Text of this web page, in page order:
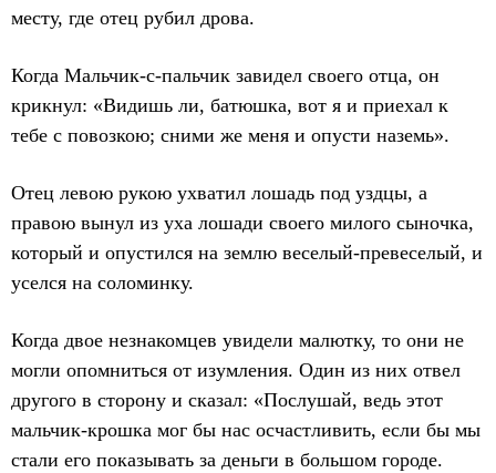
месту, где отец рубил дрова.
Когда Мальчик-с-пальчик завидел своего отца, он
крикнул: «Видишь ли, батюшка, вот я и приехал к
тебе с повозкою; сними же меня и опусти наземь».
Отец левою рукою ухватил лошадь под уздцы, а
правою вынул из уха лошади своего милого сыночка,
который и опустился на землю веселый-превеселый, и
уселся на соломинку.
Когда двое незнакомцев увидели малютку, то они не
могли опомниться от изумления. Один из них отвел
другого в сторону и сказал: «Послушай, ведь этот
мальчик-крошка мог бы нас осчастливить, если бы мы
стали его показывать за деньги в большом городе.